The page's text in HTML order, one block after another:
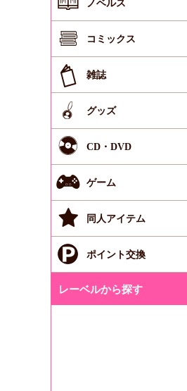
ノベルス
コミックス
雑誌
グッズ
CD・DVD
ゲーム
同人アイテム
ポイント交換
レーベルから探す